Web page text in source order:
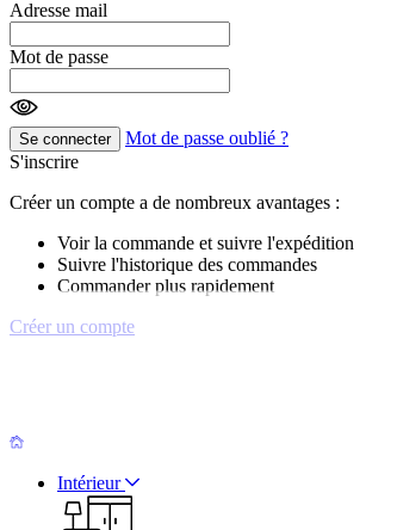
Adresse mail
Mot de passe
Se connecter
Mot de passe oublié ?
S'inscrire
Créer un compte a de nombreux avantages :
Voir la commande et suivre l'expédition
Suivre l'historique des commandes
Commander plus rapidement
Créer un compte
Intérieur